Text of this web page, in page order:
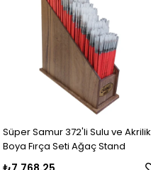
Süper Samur 372'li Sulu ve Akrilik
Boya Fırça Seti Ağaç Stand